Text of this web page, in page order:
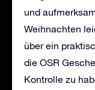
und
Weihnachten
über ein
die OSR
Kontrolle zu